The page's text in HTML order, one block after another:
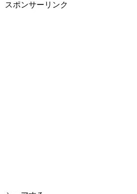
スポンサーリンク